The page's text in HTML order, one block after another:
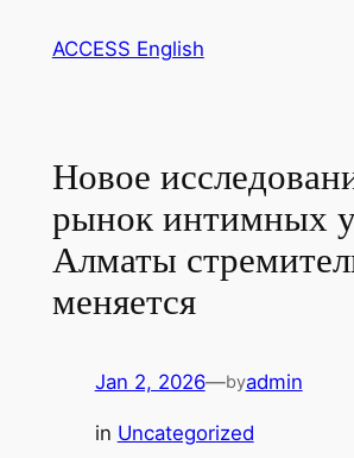
ACCESS English
Новое
рынок интимных
Алматы
меняется
Jan 2, 2026—byadmin
in Uncategorized